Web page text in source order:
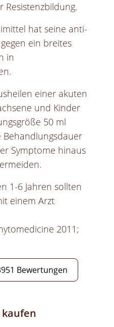
Resistenzbildung.
hat seine anti-
ein breites
in
einer akuten
und Kinder
50 ml
Behandlungsdauer
Symptome hinaus
1-6 Jahren sollten
einem Arzt
2011;
Bewertungen
kaufen